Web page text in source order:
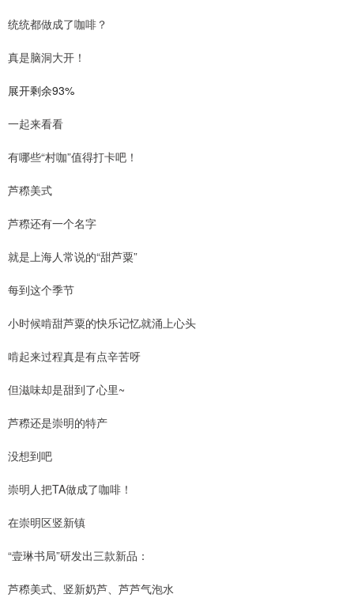
统统都做成了咖啡？
真是脑洞大开！
展开剩余93%
一起来看看
有哪些“村咖”值得打卡吧！
芦穄美式
芦穄还有一个名字
就是上海人常说的“甜芦粟”
每到这个季节
小时候啃甜芦粟的快乐记忆就涌上心头
啃起来过程真是有点辛苦呀
但滋味却是甜到了心里~
芦穄还是崇明的特产
没想到吧
崇明人把TA做成了咖啡！
在崇明区竖新镇
“壹琳书局”研发出三款新品：
芦穄美式、竖新奶芦、芦芦气泡水